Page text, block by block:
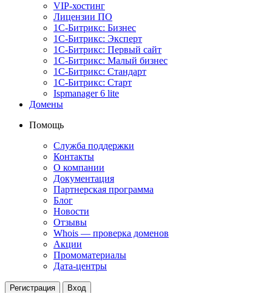
VIP-хостинг
Лицензии ПО
1С-Битрикс: Бизнес
1С-Битрикс: Эксперт
1С-Битрикс: Первый сайт
1С-Битрикс: Малый бизнес
1С-Битрикс: Стандарт
1С-Битрикс: Старт
Ispmanager 6 lite
Домены
Помощь
Служба поддержки
Контакты
О компании
Документация
Партнерская программа
Блог
Новости
Отзывы
Whois — проверка доменов
Акции
Промоматериалы
Дата-центры
Регистрация Вход